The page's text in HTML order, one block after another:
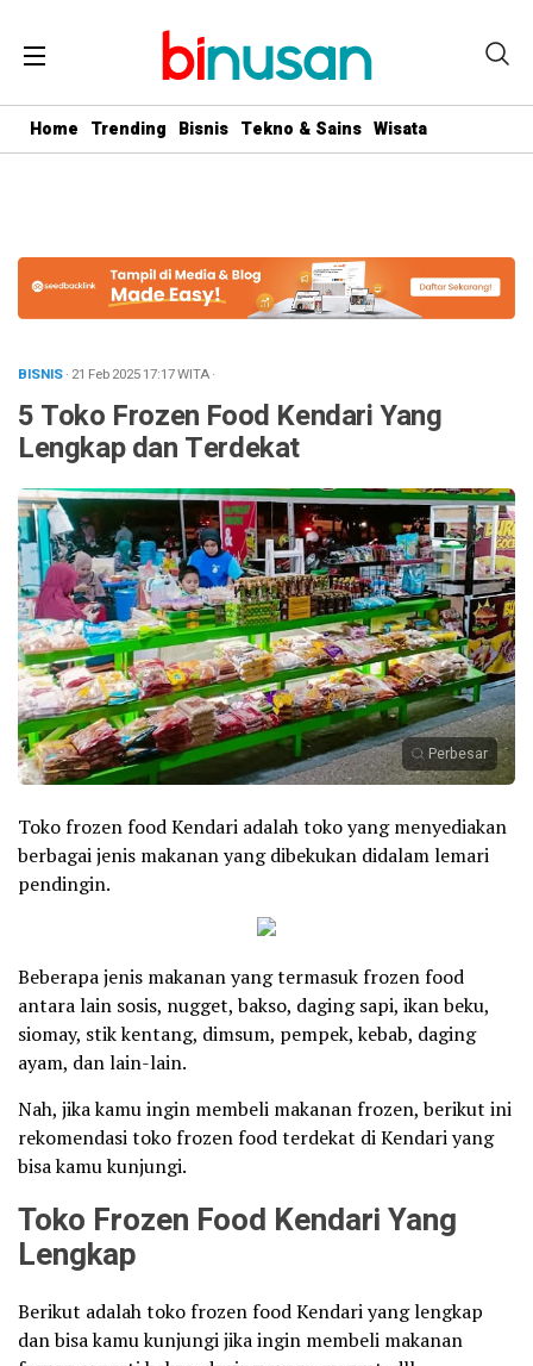
center} #geserkiri, #geserkanan { display: none } .totalpembaca {
display: none }
Home Trending Bisnis Tekno & Sains Wisata
BISNIS· 21 Feb 202517:17WITA·
5 Toko Frozen Food Kendari Yang
Lengkap dan Terdekat
Perbesar
Toko frozen food Kendari adalah toko yang menyediakan
berbagai jenis makanan yang dibekukan didalam lemari
pendingin.
Beberapa jenis makanan yang termasuk frozen food
antara lain sosis, nugget, bakso, daging sapi, ikan beku,
siomay, stik kentang, dimsum, pempek, kebab, daging
ayam, dan lain-lain.
Nah, jika kamu ingin membeli makanan frozen, berikut ini
rekomendasi toko frozen food terdekat di Kendari yang
bisa kamu kunjungi.
Toko Frozen Food Kendari Yang
Lengkap
Berikut adalah toko frozen food Kendari yang lengkap
dan bisa kamu kunjungi jika ingin membeli makanan